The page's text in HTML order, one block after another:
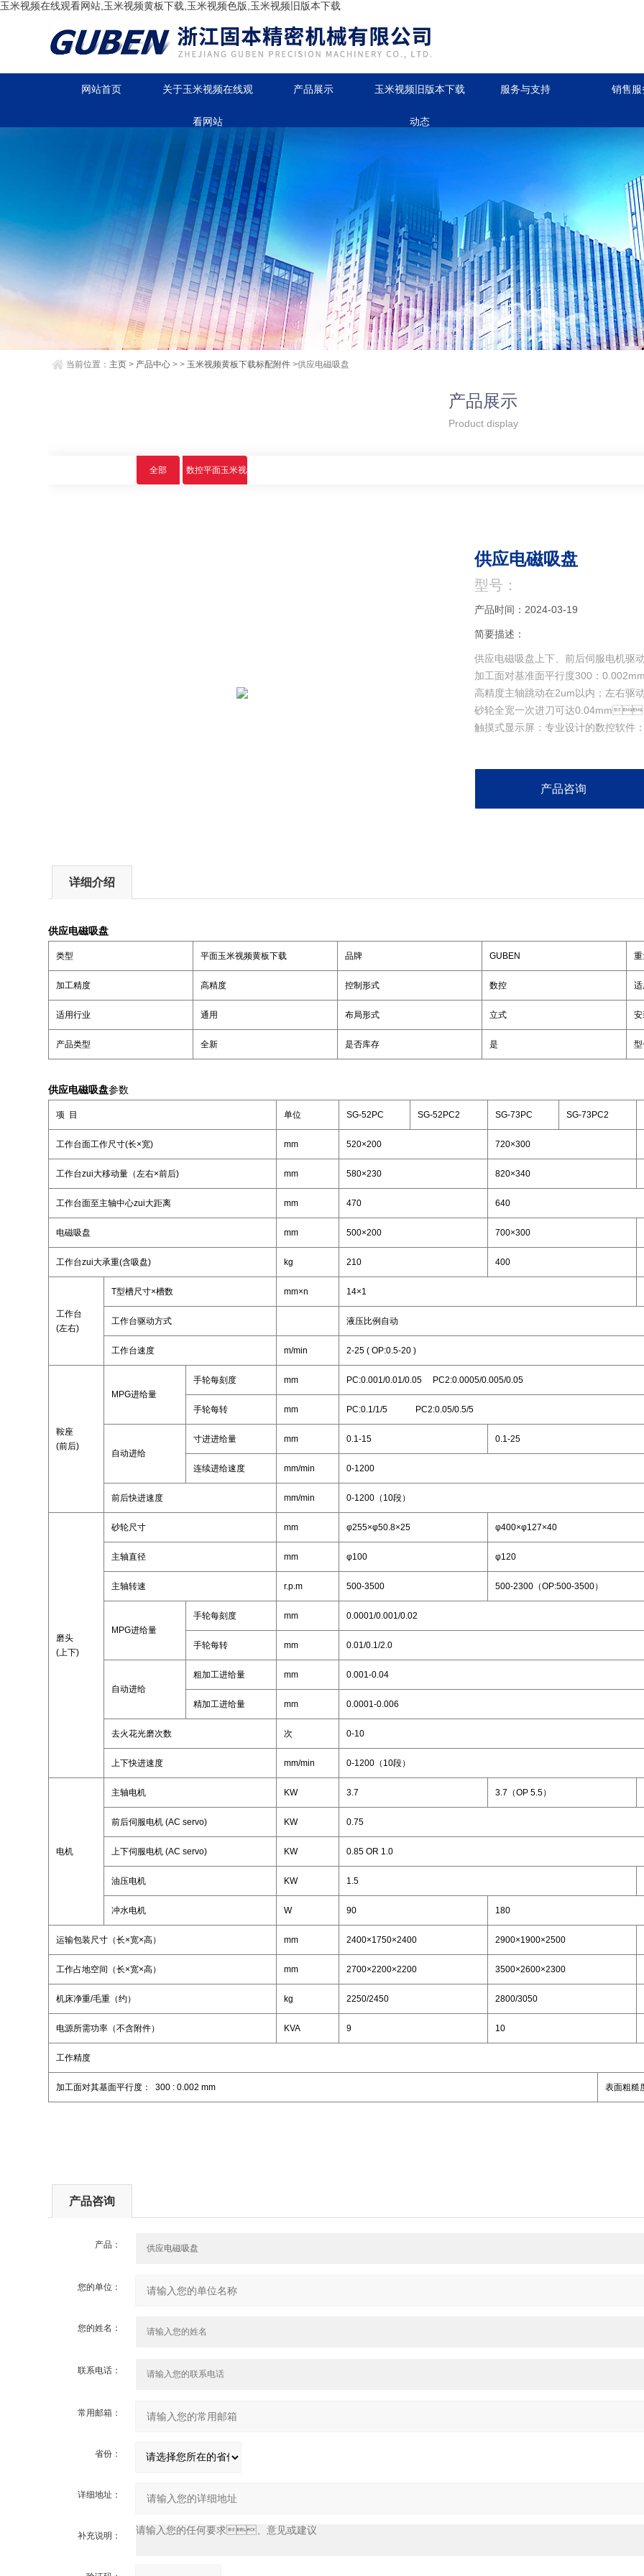
玉米视频在线观看网站,玉米视频黄板下载,玉米视频色版,玉米视频旧版本下载
网站首页 关于玉米视频在线观
看网站
产品展示 玉米视频旧版本下载
动态
服务与支持 销售服
当前位置： 主页 > 产品中心 > > 玉米视频黄板下载标配附件 >供应电磁吸盘
产品展示
Product display
全部 数控平面玉米视频黄板下载
供应电磁吸盘
型号：
产品时间：2024-03-19
简要描述：
供应电磁吸盘上下、前后伺服电机
加工面对基准面平行度300：
高精度主轴跳动在2um以内；左右驱
砂轮全宽一次进刀可达0.04mm
触摸式显示屏：专业设计的数控软件：
产品咨询
详细介绍
供应电磁吸盘
类型 平面玉米视频黄板下载 品牌 GUBEN
加工精度 高精度 控制形式 数控
适用行业 通用 布局形式 立式
产品类型 全新 是否库存 是
供应电磁吸盘参数
项 目 单位 SG-52PC SG-52PC2 SG-73PC SG-73PC2
工作台面工作尺寸(长×宽) mm 520×200 720×300
工作台zui大移动量（左右×前后) mm 580×230 820×340
工作台面至主轴中心zui大距离 mm 470 640
电磁吸盘 mm 500×200 700×300
工作台zui大承重(含吸盘) kg 210 400
工作台
(左右)
T型槽尺寸×槽数 mm×n 14×1
工作台驱动方式 液压比例自动
工作台速度 m/min 2-25 ( OP:0.5-20 )
鞍座
(前后)
MPG进给量
手轮每刻度 mm PC:0.001/0.01/0.05 PC2:0.0005/0.005/0.05
手轮每转 mm PC:0.1/1/5 PC2:0.05/0.5/5
自动进给
寸进进给量 mm 0.1-15 0.1-25
连续进给速度 mm/min 0-1200
前后快进速度 mm/min 0-1200（10段）
磨头
(上下)
砂轮尺寸 mm φ255×φ50.8×25 φ400×φ127×40
主轴直径 mm φ100 φ120
主轴转速 r.p.m 500-3500 500-2300（OP:500-3500）
MPG进给量
手轮每刻度 mm 0.0001/0.001/0.02
手轮每转 mm 0.01/0.1/2.0
自动进给
粗加工进给量 mm 0.001-0.04
精加工进给量 mm 0.0001-0.006
去火花光磨次数 次 0-10
上下快进速度 mm/min 0-1200（10段）
电机
主轴电机 KW 3.7 3.7（OP 5.5）
前后伺服电机 (AC servo) KW 0.75
上下伺服电机 (AC servo) KW 0.85 OR 1.0
油压电机 KW 1.5
冲水电机 W 90 180
运输包装尺寸（长×宽×高） mm 2400×1750×2400 2900×1900×2500
工作占地空间（长×宽×高） mm 2700×2200×2200 3500×2600×2300
机床净重/毛重（约） kg 2250/2450 2800/3050
电源所需功率（不含附件） KVA 9 10
工作精度
加工面对其基面平行度： 300 : 0.002 mm 表面粗糙度
产品咨询
产品：
您的单位：
您的姓名：
联系电话：
常用邮箱：
省份：
详细地址：
补充说明：